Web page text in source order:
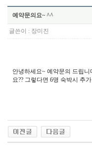
예약문의요~ ^^
글쓴이 : 장미진
안녕하세요~ 예약문의 드립
요?? 그렇다면 6명 숙박시 추